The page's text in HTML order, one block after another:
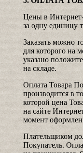
Цены в
за одну единицу
Заказать можно
для которого на
указано
на складе.
Оплата Товара
производится в
которой цена
на сайте
момент
Плательщиком
Покупатель.